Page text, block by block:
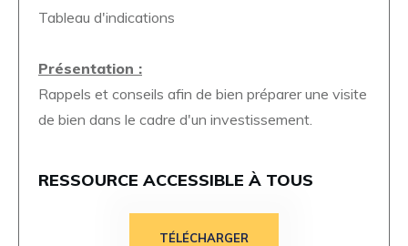
Tableau d'indications
Présentation :
Rappels et conseils afin de bien préparer une visite
de bien dans le cadre d'un investissement.
RESSOURCE ACCESSIBLE À TOUS
TÉLÉCHARGER